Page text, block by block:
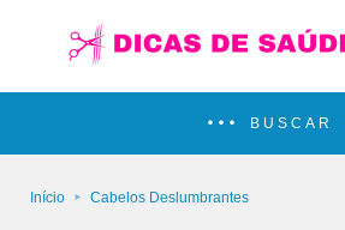
BUSCAR
Início Cabelos Deslumbrantes